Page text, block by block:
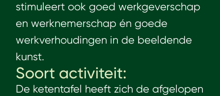
stimuleert ook goed werkgeverschap
en werknemerschap én goede
werkverhoudingen in de beeldende
kunst.
Soort activiteit:
De ketentafel heeft zich de afgelopen